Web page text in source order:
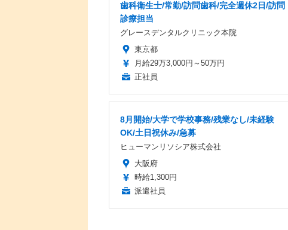
歯科衛生士/常勤/訪問歯科/完全週休2日/訪問
診療担当
グレースデンタルクリニック本院
東京都
月給29万3,000円～50万円
正社員
8月開始/大学で学校事務/残業なし/未経験
OK/土日祝休み/急募
ヒューマンリソシア株式会社
大阪府
時給1,300円
派遣社員